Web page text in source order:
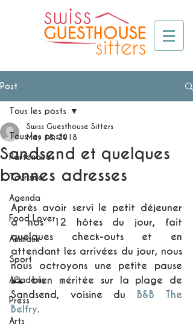
Post
Tous les posts
Partenaires
Tourisme
Agenda
Food Lover
Animaux
Sport
Academy
Press
Arts
Tous les posts
Sandsend et quelques
bonnes adresses
Swiss Guesthouse Sitters
May 18, 2018
Après avoir servi le petit déjeuner
à nos 12 hôtes du jour, fait
quelques check-outs et en
attendant les arrivées du jour, nous
nous octroyons une petite pause
🕰 bien méritée sur la plage de
Sandsend, voisine du
B&B The
Belfry.